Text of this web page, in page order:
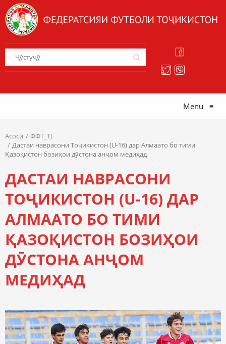
Menu ≡
Асосӣ
ФФТ_TJ
Дастаи наврасони Тоҷикистон (U-16) дар Алмаато бо тими
Қазоқистон бозиҳои дӯстона анҷом медиҳад
ДАСТАИ НАВРАСОНИ
ТОҶИКИСТОН (U-16) ДАР
АЛМААТО БО ТИМИ
ҚАЗОҚИСТОН БОЗИҲОИ
ДӮСТОНА АНҶОМ
МЕДИҲАД